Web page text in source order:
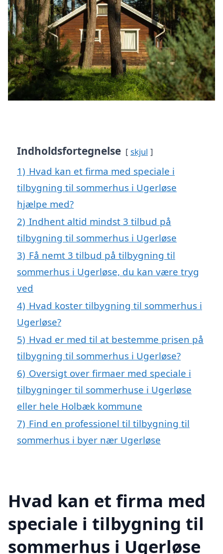
Indholdsfortegnelse skjul
1) Hvad kan et firma med speciale i
tilbygning til sommerhus i Ugerløse
hjælpe med?
2) Indhent altid mindst 3 tilbud på
tilbygning til sommerhus i Ugerløse
3) Få nemt 3 tilbud på tilbygning til
sommerhus i Ugerløse, du kan være tryg
ved
4) Hvad koster tilbygning til sommerhus i
Ugerløse?
5) Hvad er med til at bestemme prisen på
tilbygning til sommerhus i Ugerløse?
6) Oversigt over firmaer med speciale i
tilbygninger til sommerhuse i Ugerløse
eller hele Holbæk kommune
7) Find en professionel til tilbygning til
sommerhus i byer nær Ugerløse
Hvad kan et firma med
speciale i tilbygning til
sommerhus i Ugerløse